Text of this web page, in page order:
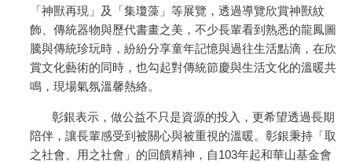
「神獸再現」及「集瓊藻」等展覽，透過導覽欣賞神獸紋
飾、傳統器物與歷代書畫之美，不少長輩看到熟悉的龍鳳圖
騰與傳統珍玩時，紛紛分享童年記憶與過往生活點滴，在欣
賞文化藝術的同時，也勾起對傳統節慶與生活文化的溫暖共
鳴，現場氣氛溫馨熱絡。
彰銀表示，做公益不只是資源的投入，更希望透過長期
陪伴，讓長輩感受到被關心與被重視的溫暖。彰銀秉持「取
之社會、用之社會」的回饋精神，自103年起和華山基金會